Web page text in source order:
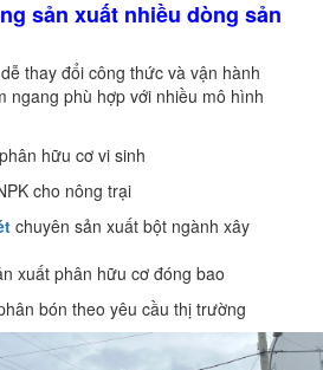
sản xuất nhiều dòng sản
thay đổi công thức và vận hành
ngang phù hợp với nhiều mô hình
hữu cơ vi sinh
cho nông trại
chuyên sản xuất bột ngành xây
xuất phân hữu cơ đóng bao
bón theo yêu cầu thị trường